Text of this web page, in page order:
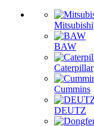
Mitsubishi
BAW
Caterpillar
Cummins
DEUTZ